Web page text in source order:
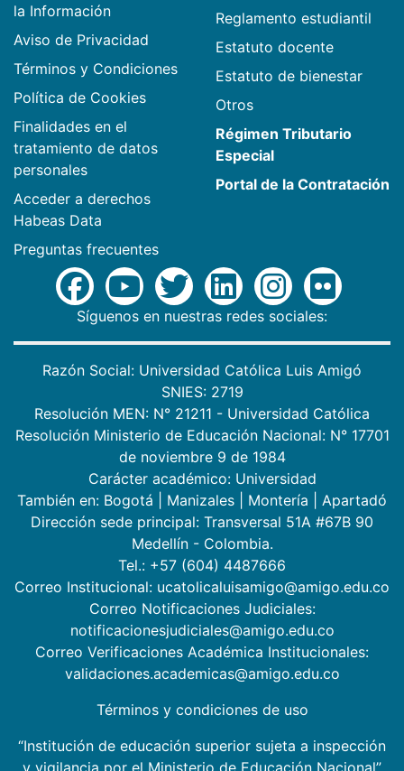
la Información
Aviso de Privacidad
Términos y Condiciones
Política de Cookies
Finalidades en el
tratamiento de datos
personales
Acceder a derechos
Habeas Data
Preguntas frecuentes
Reglamento estudiantil
Estatuto docente
Estatuto de bienestar
Otros
Régimen Tributario
Especial
Portal de la Contratación
Síguenos en nuestras redes sociales:
Razón Social: Universidad Católica Luis Amigó
SNIES: 2719
Resolución MEN: N° 21211 - Universidad Católica
Resolución Ministerio de Educación Nacional: N° 17701
de noviembre 9 de 1984
Carácter académico: Universidad
También en: Bogotá Manizales Montería
Apartadó
Dirección sede principal: Transversal 51A #67B 90
Medellín - Colombia.
Tel.: +57 (604) 4487666
Correo Institucional: ucatolicaluisamigo@amigo.edu.co
Correo Notificaciones Judiciales:
notificacionesjudiciales@amigo.edu.co
Correo Verificaciones Académica Institucionales:
validaciones.academicas@amigo.edu.co
Términos y condiciones de uso
“Institución de educación superior sujeta a inspección
y vigilancia por el Ministerio de Educación Nacional”